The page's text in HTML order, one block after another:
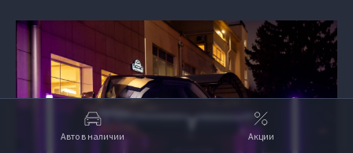
Авто в наличии Акции